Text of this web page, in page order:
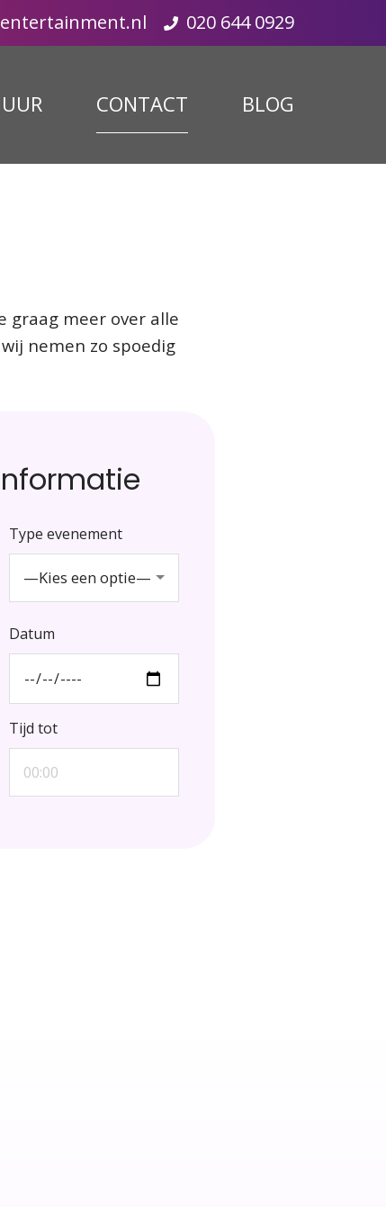
020 644 0929
CONTACT BLOG
graag meer over alle
nemen zo spoedig
Type evenement
—Kies een optie—
Datum
Tijd tot